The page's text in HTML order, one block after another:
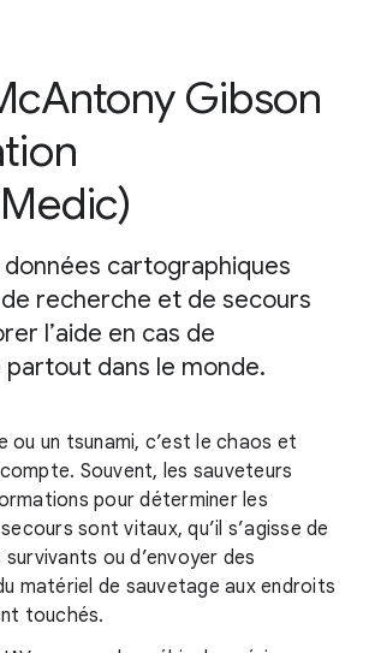
Gibson
cartographiques
recherche et de secours
l’aide en cas de
dans le monde.
ou un tsunami, c’est le chaos et
Souvent, les sauveteurs
pour déterminer les
sont vitaux, qu’il s’agisse de
ou d’envoyer des
matériel de sauvetage aux endroits
touchés.